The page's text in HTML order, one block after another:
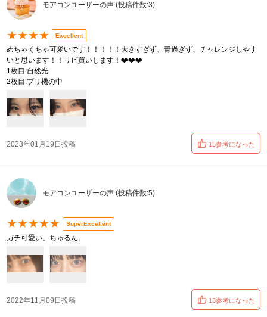
モアコンユーザーの声 (投稿件数:3)
★★★★ Excellent
めちゃくちゃ可愛いです！！！！！大きすぎず、青過ぎず、チャレンジしやす
いと思います！！リピ買いします！❤️❤️❤️
1枚目:自然光
2枚目:プリ機の中
2023年01月19日投稿 15参考になった
モアコンユーザーの声 (投稿件数:5)
★★★★★ SuperExcellent
ガチ可愛い。ちゅるん。
2022年11月09日投稿 13参考になった